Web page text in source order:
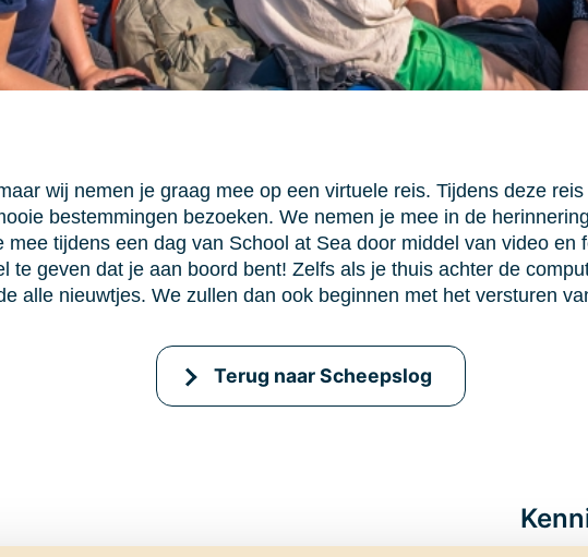
wij nemen je graag mee op een virtuele reis. Tijdens deze
bestemmingen bezoeken. We nemen je mee in de
tijdens een dag van School at Sea door middel van video en
te geven dat je aan boord bent! Zelfs als je thuis achter de
alle nieuwtjes. We zullen dan ook beginnen met het versturen
Terug naar Scheepslog